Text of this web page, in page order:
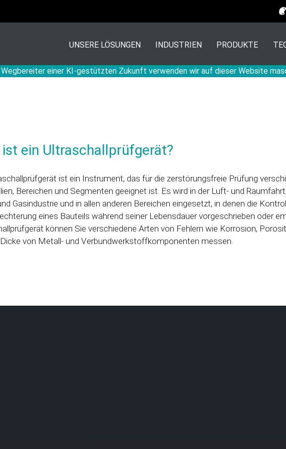
einer KI-gestützten Zukunft verwenden wir auf dieser Website
UNSERE LÖSUNGEN INDUSTRIEN PRODUKTE
ist ein Ultraschallprüfgerät?
ist ein Instrument, das für die zerstörungsfreie Prüfung
Bereichen und Segmenten geeignet ist. Es wird in der Luft- und
Gasindustrie und in allen anderen Bereichen eingesetzt, in denen die
eines Bauteils während seiner Lebensdauer vorgeschrieben oder
können Sie verschiedene Arten von Fehlern wie Korrosion,
von Metall- und Verbundwerkstoffkomponenten messen.